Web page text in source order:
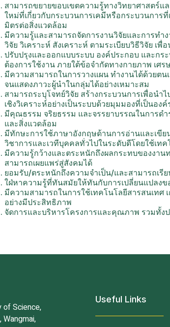
สามารถขยายขอบเขตความรู้ทางวิทยาศาสตร์
ใหม่ที่เกี่ยวกับกระบวนการเคมีหรือกระบวนการ
มิตรต่อสิ่งแวดล้อม
มีความรู้และสามารถจัดการงานวิจัยและการท
วิจัย วิเคราะห์ สังเคราะห์ ตามระเบียบวิธีวิจัย
ปรับปรุงและออกแบบระบบ องค์ประกอบ และกร
ต้องการใช้งาน ภายใต้ข้อจำกัดทางกายภาพ เศ
มีความสามารถในการวางแผน ทำงานได้ด้วยต
จนแสดงภาวะผู้นำในกลุ่มได้อย่างเหมาะสม
สามารถระบุโจทย์วิจัย สร้างกระบวนการเพื่อน
เชิงวิเคราะห์อย่างเป็นระบบด้วยมุมมองที่เป็นองค์
มีคุณธรรม จริยธรรม และจรรยาบรรณในการดำ
และสิ่งแวดล้อม
มีทักษะการใช้ภาษาอังกฤษด้านการอ่านและเขีย
วิชาการและเวทีบุคคลทั่วไปในระดับดีโดยใช้เท
มีความรู้กว้างและตระหนักถึงผลกระทบของงา
สามารถเผยแพร่สู่สังคมได้
ยอมรับ/ตระหนักถึงความจำเป็น/และสามารถเรี
ใฝ่หาความรู้ที่ทันสมัยให้ทันกับการเปลี่ยนแปลง
มีความสามารถในการใช้เทคโนโลยีสารสนเทศ
อย่างมีประสิทธิภาพ
จัดการและบริหารโครงการและคุณภาพ รวมทั้ง
of Science,
Useful Links